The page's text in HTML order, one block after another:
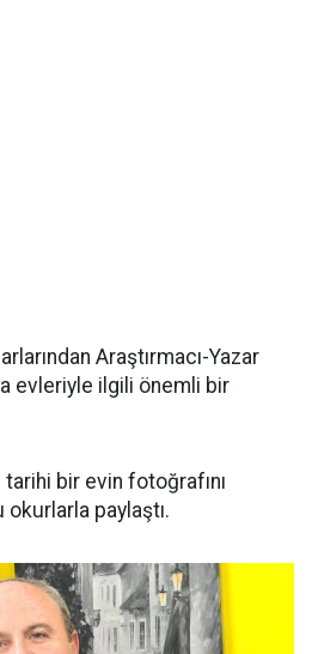
Araştırmacı-Yazar
evleriyle ilgili önemli bir
bir evin fotoğrafını
paylaştı.